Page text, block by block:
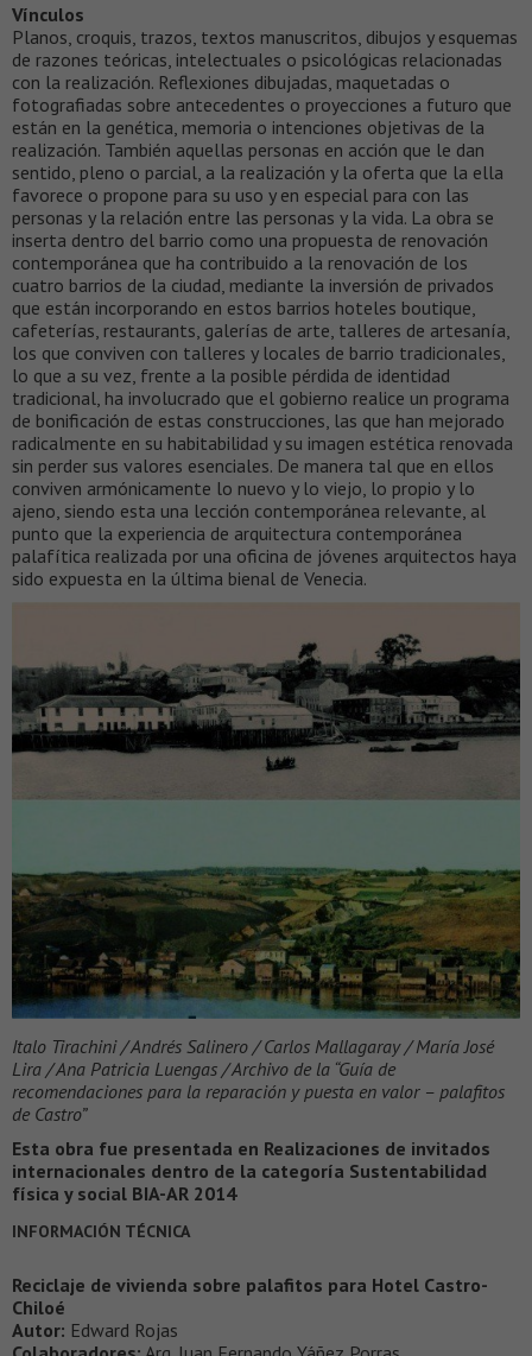
Vínculos
Planos, croquis, trazos, textos manuscritos, dibujos y esquemas
de razones teóricas, intelectuales o psicológicas relacionadas
con la realización. Reflexiones dibujadas, maquetadas o
fotografiadas sobre antecedentes o proyecciones a futuro que
están en la genética, memoria o intenciones objetivas de la
realización. También aquellas personas en acción que le dan
sentido, pleno o parcial, a la realización y la oferta que la ella
favorece o propone para su uso y en especial para con las
personas y la relación entre las personas y la vida. La obra se
inserta dentro del barrio como una propuesta de renovación
contemporánea que ha contribuido a la renovación de los
cuatro barrios de la ciudad, mediante la inversión de privados
que están incorporando en estos barrios hoteles boutique,
cafeterías, restaurants, galerías de arte, talleres de artesanía,
los que conviven con talleres y locales de barrio tradicionales,
lo que a su vez, frente a la posible pérdida de identidad
tradicional, ha involucrado que el gobierno realice un programa
de bonificación de estas construcciones, las que han mejorado
radicalmente en su habitabilidad y su imagen estética renovada
sin perder sus valores esenciales. De manera tal que en ellos
conviven armónicamente lo nuevo y lo viejo, lo propio y lo
ajeno, siendo esta una lección contemporánea relevante, al
punto que la experiencia de arquitectura contemporánea
palafítica realizada por una oficina de jóvenes arquitectos haya
sido expuesta en la última bienal de Venecia.
Italo Tirachini / Andrés Salinero / Carlos Mallagaray / María José
Lira / Ana Patricia Luengas / Archivo de la “Guía de
recomendaciones para la reparación y puesta en valor – palafitos
de Castro”
Esta obra fue presentada en Realizaciones de invitados
internacionales dentro de la categoría Sustentabilidad
física y social BIA-AR 2014
INFORMACIÓN TÉCNICA
Reciclaje de vivienda sobre palafitos para Hotel Castro-
Chiloé
Autor: Edward Rojas